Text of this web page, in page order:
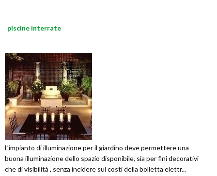
piscine interrate
L’impianto di illuminazione per il giardino deve permettere una
buona illuminazione dello spazio disponibile, sia per fini decorativi
che di visibilità , senza incidere sui costi della bolletta elettr...